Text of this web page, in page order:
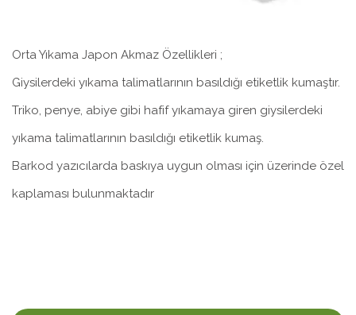
Orta Yıkama Japon Akmaz Özellikleri ;
Giysilerdeki yıkama talimatlarının basıldığı etiketlik kumaştır.
Triko, penye, abiye gibi hafif yıkamaya giren giysilerdeki
yıkama talimatlarının basıldığı etiketlik kumaş.
Barkod yazıcılarda baskıya uygun olması için üzerinde özel
kaplaması bulunmaktadır